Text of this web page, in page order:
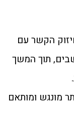
הקשר עם
תוך המשך
מונגש ומותאם